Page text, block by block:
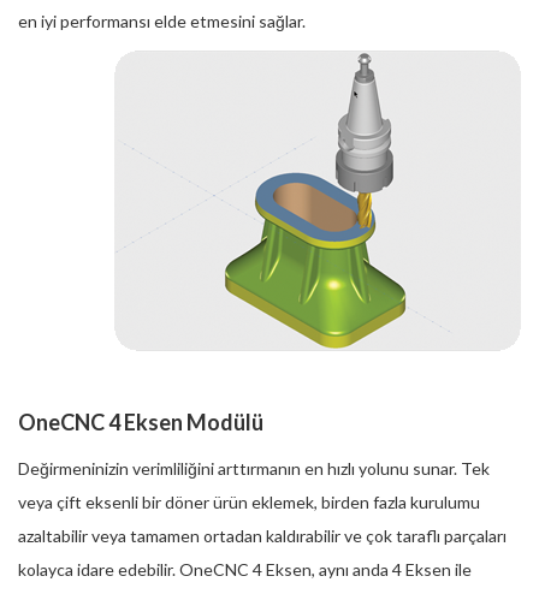
en iyi performansı elde etmesini sağlar.
OneCNC 4 Eksen Modülü
Değirmeninizin verimliliğini arttırmanın en hızlı yolunu sunar. Tek
veya çift eksenli bir döner ürün eklemek, birden fazla kurulumu
azaltabilir veya tamamen ortadan kaldırabilir ve çok taraflı parçaları
kolayca idare edebilir. OneCNC 4 Eksen, aynı anda 4 Eksen ile